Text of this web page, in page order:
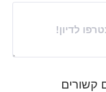
לדיון!
קשורים